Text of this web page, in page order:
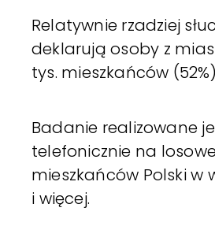
Relatywnie rzadziej
deklarują osoby z
tys. mieszkańców
Badanie realizowane
telefonicznie na
mieszkańców Polski w
i więcej.